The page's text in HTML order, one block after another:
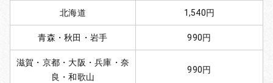
北海道 1,540円
青森・秋田・岩手 990円
滋賀・京都・大阪・兵庫・奈
良・和歌山
990円